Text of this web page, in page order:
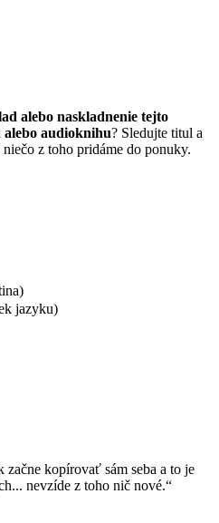
alebo naskladnenie tejto
alebo audioknihu? Sledujte titul a
z toho pridáme do ponuky.
jazyku)
začne kopírovať sám seba a to je
nevzíde z toho nič nové.